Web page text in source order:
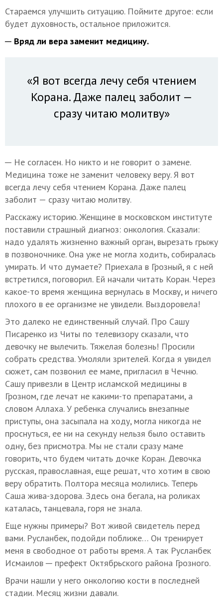
Стараемся улучшить ситуацию. Поймите другое: если
будет духовность, остальное приложится.
─ Вряд ли вера заменит медицину.
«Я вот всегда лечу себя чтением
Корана. Даже палец заболит —
сразу читаю молитву»
─ Не согласен. Но никто и не говорит о замене.
Медицина тоже не заменит человеку веру. Я вот
всегда лечу себя чтением Корана. Даже палец
заболит — сразу читаю молитву.
Расскажу историю. Женщине в московском институте
поставили страшный диагноз: онкология. Сказали:
надо удалять жизненно важный орган, вырезать грыжу
в позвоночнике. Она уже не могла ходить, собиралась
умирать. И что думаете? Приехала в Грозный, я с ней
встретился, поговорил. Ей начали читать Коран. Через
какое-то время женщина вернулась в Москву, и ничего
плохого в ее организме не увидели. Выздоровела!
Это далеко не единственный случай. Про Сашу
Писаренко из Читы по телевизору сказали, что
девочку не вылечить. Тяжелая болезнь! Просили
собрать средства. Умоляли зрителей. Когда я увидел
сюжет, сам позвонил ее маме, пригласил в Чечню.
Сашу привезли в Центр исламской медицины в
Грозном, где лечат не какими-то препаратами, а
словом Аллаха. У ребенка случались внезапные
приступы, она засыпала на ходу, могла никогда не
проснуться, ее ни на секунду нельзя было оставить
одну, без присмотра. Мы не стали сразу маме
говорить, что будем читать дочке Коран. Девочка
русская, православная, еще решат, что хотим в свою
веру обратить. Полтора месяца молились. Теперь
Саша жива-здорова. Здесь она бегала, на роликах
каталась, танцевала, горя не знала.
Еще нужны примеры? Вот живой свидетель перед
вами. Русланбек, подойди поближе… Он тренирует
меня в свободное от работы время. А так Русланбек
Исмаилов ─ префект Октябрьского района Грозного.
Врачи нашли у него онкологию кости в последней
стадии. Месяц жизни давали.